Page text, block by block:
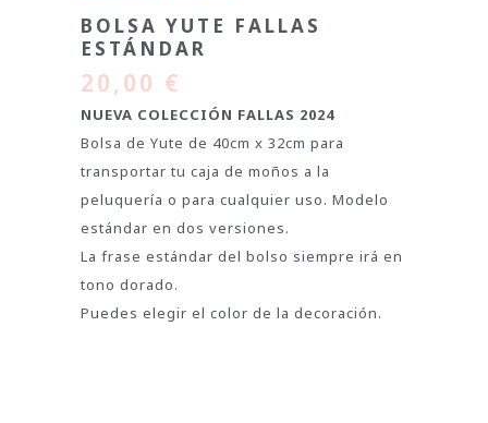
BOLSA YUTE FALLAS
ESTÁNDAR
20,00 €
NUEVA COLECCIÓN FALLAS 2024
Bolsa de Yute de 40cm x 32cm para
transportar tu caja de moños a la
peluquería o para cualquier uso. Modelo
estándar en dos versiones.
La frase estándar del bolso siempre irá en
tono dorado.
Puedes elegir el color de la decoración.